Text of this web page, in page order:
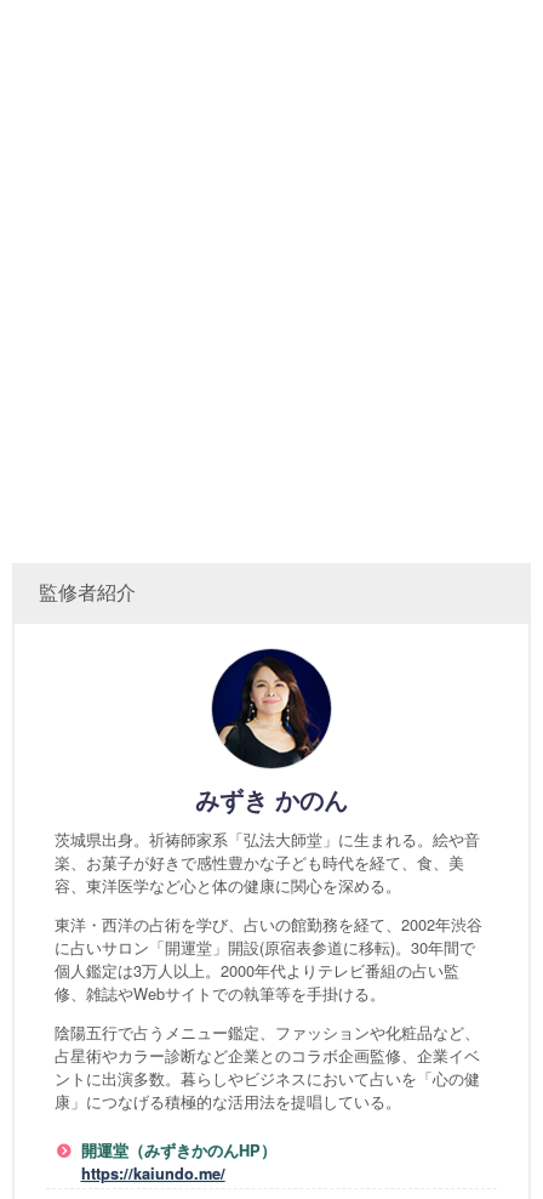
監修者紹介
みずき かのん
茨城県出身。祈祷師家系「弘法大師堂」に生まれる。絵や音
楽、お菓子が好きで感性豊かな子ども時代を経て、食、美
容、東洋医学など心と体の健康に関心を深める。
東洋・西洋の占術を学び、占いの館勤務を経て、2002年渋谷
に占いサロン「開運堂」開設(原宿表参道に移転)。30年間で
個人鑑定は3万人以上。2000年代よりテレビ番組の占い監
修、雑誌やWebサイトでの執筆等を手掛ける。
陰陽五行で占うメニュー鑑定、ファッションや化粧品など、
占星術やカラー診断など企業とのコラボ企画監修、企業イベ
ントに出演多数。暮らしやビジネスにおいて占いを「心の健
康」につなげる積極的な活用法を提唱している。
開運堂（みずきかのんHP）
https://kaiundo.me/